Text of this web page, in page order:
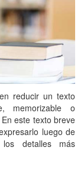
reducir un texto
memorizable o
este texto breve
luego de
detalles más